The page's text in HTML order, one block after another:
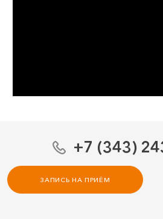
+7 (343)
ЗАПИСЬ НА ПРИЁМ